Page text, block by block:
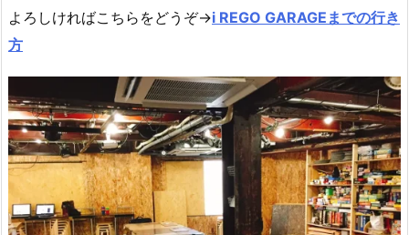
よろしければこちらをどうぞ→i REGO GARAGEまでの行き
方